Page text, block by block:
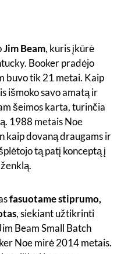
Jim Beam, kuris įkūrė
Booker pradėjo
buvo tik 21 metai. Kaip
išmoko savo amatą ir
šeimos karta, turinčia
1988 metais Noe
kaip dovaną draugams ir
tą patį konceptą į
fasuotame stiprumo,
, siekiant užtikrinti
Beam Small Batch
Noe mirė 2014 metais.